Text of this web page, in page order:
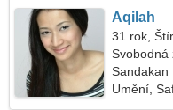
Aqilah
31 rok, Štír
Svobodná
Sandakan
Umění,